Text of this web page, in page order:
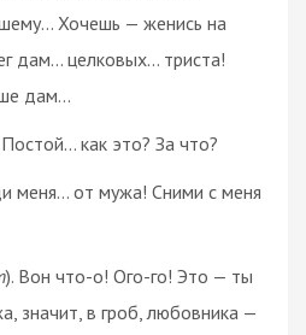
Хочешь — женись на
дам… целковых… триста!
дам…
Постой… как это? За что?
меня… от мужа! Сними с меня
). Вон что-о! Ого-го! Это — ты
значит, в гроб, любовника —